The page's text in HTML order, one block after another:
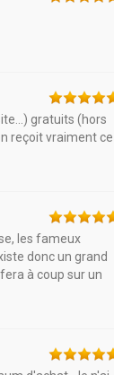
gratuits (hors
reçoit vraiment ce
les fameux
donc un grand
à coup sur un